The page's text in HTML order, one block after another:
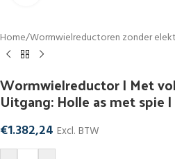
Home/Wormwielreductoren zonder
Wormwielreductor | Met
Uitgang: Holle as met spie
€1.382,24 Excl. BTW